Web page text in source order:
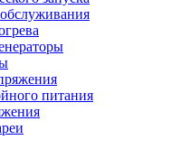
питания